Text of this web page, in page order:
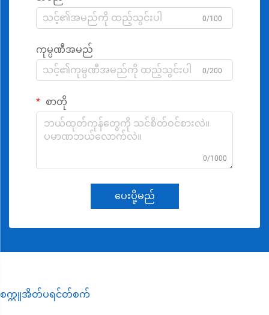
0/100
ကုမ္ပဏီအမည်
0/200
စာတို
0/1000
ပေးပို့မည်
စက္ကူအိတ်ပရင်တ်စက်